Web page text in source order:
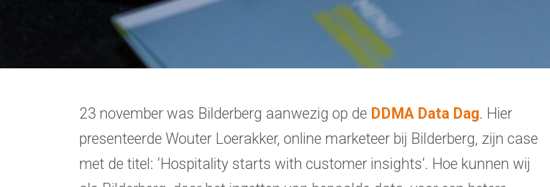
23 november was Bilderberg aanwezig op de DDMA Data Dag. Hier
presenteerde Wouter Loerakker, online marketeer bij Bilderberg, zijn case
met de titel: ‘Hospitality starts with customer insights’. Hoe kunnen wij